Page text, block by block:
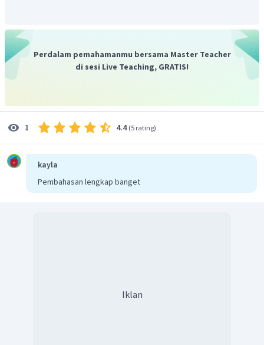
Perdalam pemahamanmu bersama Master Teacher
di sesi Live Teaching, GRATIS!
1 4.4 (5 rating)
kayla
Pembahasan lengkap banget
Iklan